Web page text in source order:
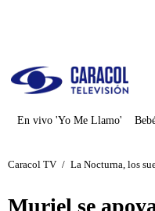
En vivo 'Yo Me Llamo'
Caracol TV / La Nocturna, los
Muriel se